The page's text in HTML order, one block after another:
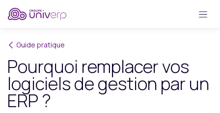
Se rendre au contenu
Guide pratique
Pourquoi remplacer vos
logiciels de gestion par un
ERP ?